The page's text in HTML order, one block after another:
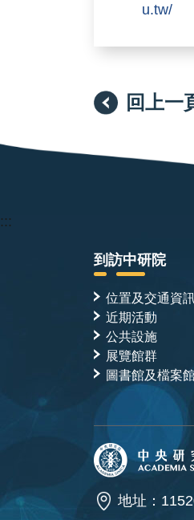
u.tw/
回上一
:::
到訪中研院
位置及交通資
近期活動
公共設施
展覽館群
圖書館及檔案
地址：